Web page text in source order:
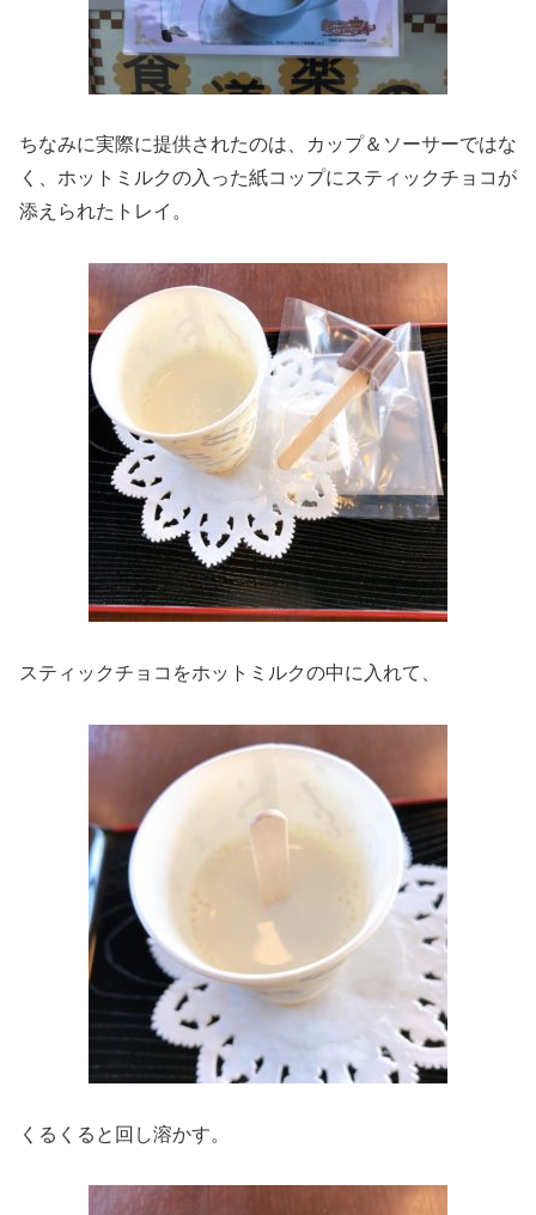
ちなみに実際に提供されたのは、カップ＆ソーサーではな
く、ホットミルクの入った紙コップにスティックチョコが
添えられたトレイ。
スティックチョコをホットミルクの中に入れて、
くるくると回し溶かす。